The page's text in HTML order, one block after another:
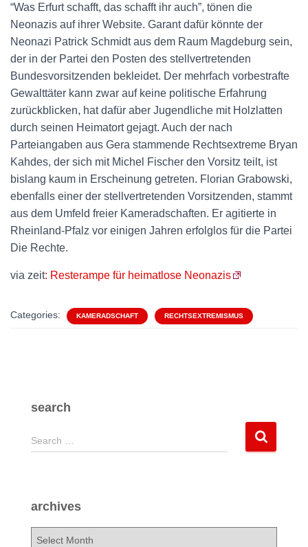
“Was Erfurt schafft, das schafft ihr auch”, tönen die
Neonazis auf ihrer Website. Garant dafür könnte der
Neonazi Patrick Schmidt aus dem Raum Magdeburg sein,
der in der Partei den Posten des stellvertretenden
Bundesvorsitzenden bekleidet. Der mehrfach vorbestrafte
Gewalttäter kann zwar auf keine politische Erfahrung
zurückblicken, hat dafür aber Jugendliche mit Holzlatten
durch seinen Heimatort gejagt. Auch der nach
Parteiangaben aus Gera stammende Rechtsextreme Bryan
Kahdes, der sich mit Michel Fischer den Vorsitz teilt, ist
bislang kaum in Erscheinung getreten. Florian Grabowski,
ebenfalls einer der stellvertretenden Vorsitzenden, stammt
aus dem Umfeld freier Kameradschaften. Er agitierte in
Rheinland-Pfalz vor einigen Jahren erfolglos für die Partei
Die Rechte.
via zeit: Resterampe für heimatlose Neonazis
Categories: KAMERADSCHAFT RECHTSEXTREMISMUS
search
S
e
h
f
Search …
archives